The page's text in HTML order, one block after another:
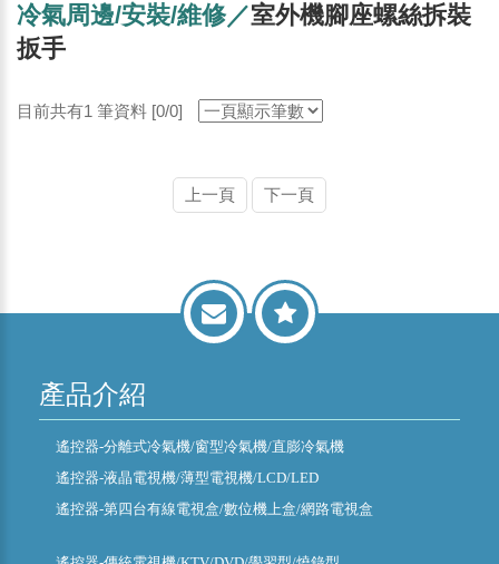
冷氣周邊/安裝/維修／室外機腳座螺絲拆裝
扳手
目前共有1 筆資料 [0/0]
上一頁 下一頁
產品介紹
遙控器-分離式冷氣機/窗型冷氣機/直膨冷氣機
遙控器-液晶電視機/薄型電視機/LCD/LED
遙控器-第四台有線電視盒/數位機上盒/網路電視盒